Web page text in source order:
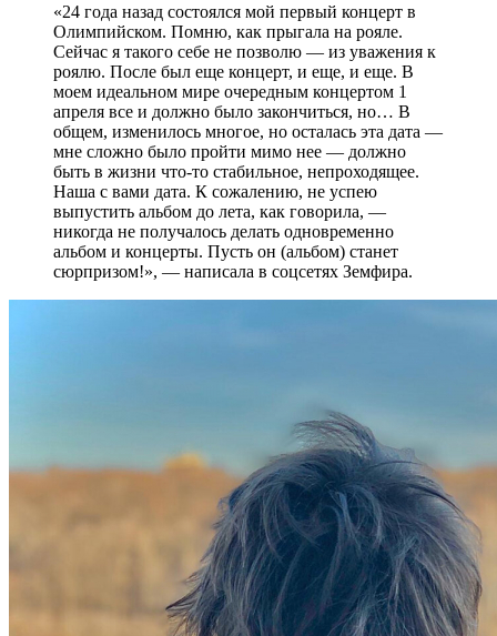
«24 года назад состоялся мой первый концерт в
Олимпийском. Помню, как прыгала на рояле.
Сейчас я такого себе не позволю — из уважения к
роялю. После был еще концерт, и еще, и еще. В
моем идеальном мире очередным концертом 1
апреля все и должно было закончиться, но… В
общем, изменилось многое, но осталась эта дата —
мне сложно было пройти мимо нее — должно
быть в жизни что-то стабильное, непроходящее.
Наша с вами дата. К сожалению, не успею
выпустить альбом до лета, как говорила, —
никогда не получалось делать одновременно
альбом и концерты. Пусть он (альбом) станет
сюрпризом!», — написала в соцсетях Земфира.